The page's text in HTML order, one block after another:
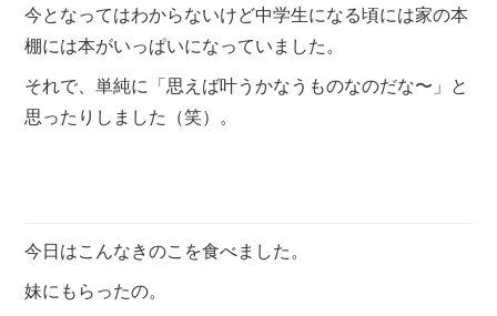
今となってはわからないけど中学生になる頃には家の本
棚には本がいっぱいになっていました。
それで、単純に「思えば叶うかなうものなのだな〜」と
思ったりしました（笑）。
今日はこんなきのこを食べました。
妹にもらったの。